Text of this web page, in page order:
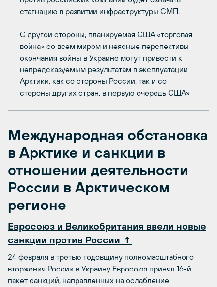
стагнацию в развитии инфраструктуры СМП.
С другой стороны, планируемая США «торговая
война» со всем миром и неясные перспективы
окончания войны в Украине могут привести к
непредсказуемым результатам в эксплуатации
Арктики, как со стороны России, так и со
стороны других стран, в первую очередь США»
Международная обстановка
в Арктике и санкции в
отношении деятельности
России в Арктическом
регионе
Евросоюз и Великобритания ввели новые
санкции против России ↑
24 февраля в третью годовщину полномасштабного
вторжения России в Украину Евросоюз принял 16-й
пакет санкций, направленных на ослабление